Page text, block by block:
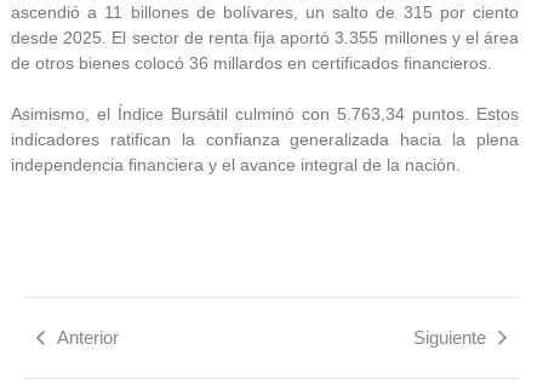
ascendió a 11 billones de bolívares, un salto de 315 por ciento
desde 2025. El sector de renta fija aportó 3.355 millones y el área
de otros bienes colocó 36 millardos en certificados financieros.
Asimismo, el Índice Bursátil culminó con 5.763,34 puntos. Estos
indicadores ratifican la confianza generalizada hacia la plena
independencia financiera y el avance integral de la nación.
Anterior Siguiente